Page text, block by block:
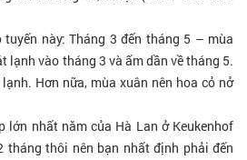
này: Tháng 3 đến tháng 5 – mùa
lạnh vào tháng 3 và ấm dần về tháng 5.
Hơn nữa, mùa xuân nên hoa cỏ nở
lớn nhất năm của Hà Lan ở Keukenhof
tháng thôi nên bạn nhất định phải đến